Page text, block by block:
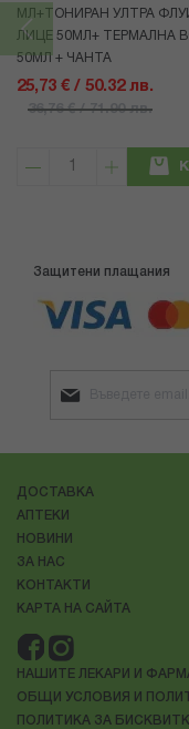
МЛ+ТОНИРАН УЛТРА
ЛИЦЕ 50МЛ+ ТЕРМАЛНА
50МЛ + ЧАНТА
25,73 € / 50.32 лв.
36,76 € / 71.90 лв.
Защитени плащания
ДОСТАВКА
АПТЕКИ
НОВИНИ
ЗА НАС
КОНТАКТИ
КАРТА НА САЙТА
НАШИТЕ ЛЕКАРИ И
ОБЩИ УСЛОВИЯ И
ПОЛИТИКА ЗА